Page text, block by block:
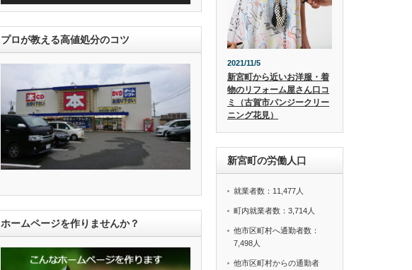
プロが教える高値処分のコツ
ホームページを作りませんか？
2021/11/5
新宮町から近いお洋服・着
物のリフォーム屋さん口コ
ミ（古賀市パンジークリー
ニング花見）
新宮町の労働人口
就業者数：11,477人
町内就業者数：3,714人
他市区町村へ通勤者数：
7,498人
他市区町村からの通勤者